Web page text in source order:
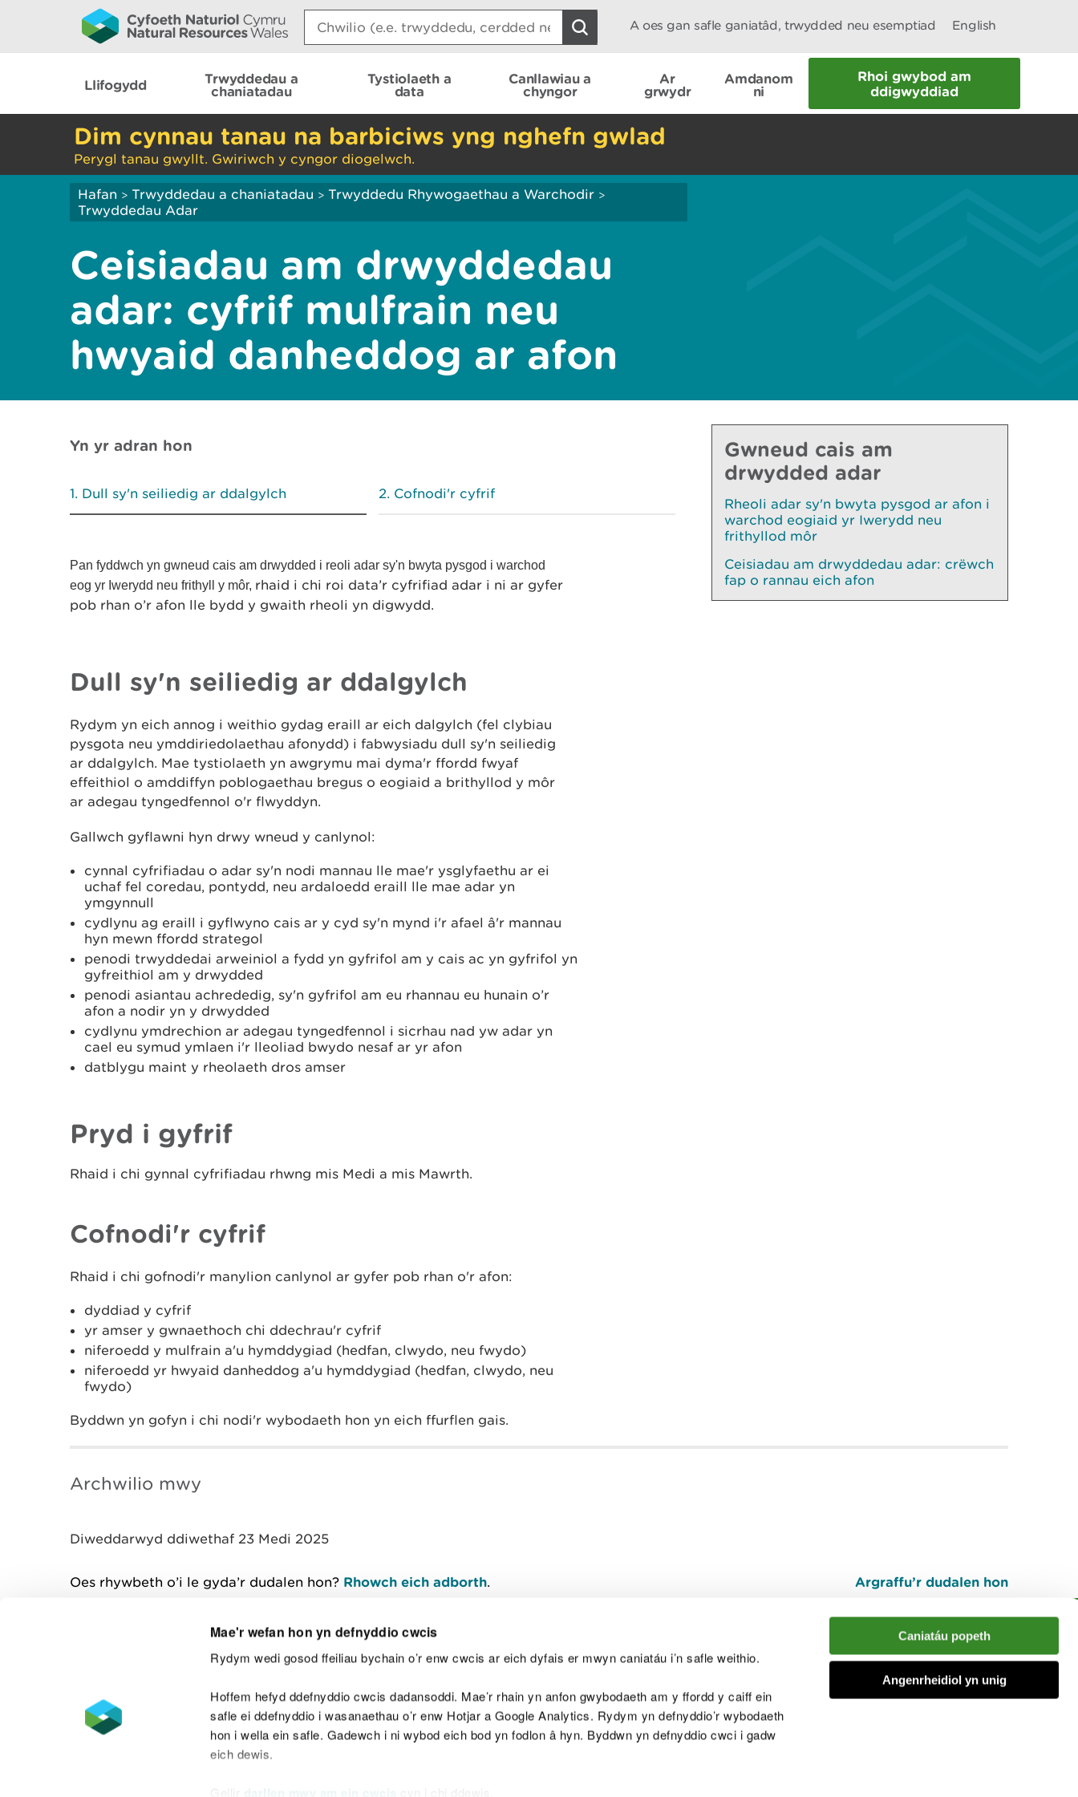
Mae'r wefan hon yn defnyddio cwcis
Rydym wedi gosod ffeiliau bychain o’r enw cwcis ar eich dyfais er mwyn caniatáu i’n safle weithio.
Hoffem hefyd ddefnyddio cwcis dadansoddi. Mae’r rhain yn anfon gwybodaeth am y ffordd y caiff ein
safle ei ddefnyddio i wasanaethau o’r enw Hotjar a Google Analytics. Rydym yn defnyddio’r wybodaeth
hon i wella ein safle. Gadewch i ni wybod eich bod yn fodlon â hyn. Byddwn yn defnyddio cwci i gadw
eich dewis.
darllen mwy am ein cwcis
Caniatáu popeth
Angenrheidiol yn unig
Search:
A oes gan safle ganiatâd, trwydded neu esemptiad English
Llifogydd
Trwyddedau a
chaniatadau
Tystiolaeth a
data
Canllawiau a
chyngor
Ar
grwydr
Amdanom
ni
Rhoi gwybod am
ddigwyddiad
Dim cynnau tanau na barbiciws yng nghefn gwlad
Perygl tanau gwyllt. Gwiriwch y cyngor diogelwch.
Hafan > Trwyddedau a chaniatadau > Trwyddedu Rhywogaethau a Warchodir >
Trwyddedau Adar
Ceisiadau am drwyddedau
adar: cyfrif mulfrain neu
hwyaid danheddog ar afon
Yn yr adran hon
Dull sy'n seiliedig ar ddalgylch Cofnodi'r cyfrif
Pan fyddwch yn gwneud cais am drwydded i reoli adar sy'n bwyta pysgod i warchod
eog yr Iwerydd neu frithyll y môr, rhaid i chi roi data’r cyfrifiad adar i ni ar gyfer
pob rhan o’r afon lle bydd y gwaith rheoli yn digwydd.
Dull sy'n seiliedig ar ddalgylch
Rydym yn eich annog i weithio gydag eraill ar eich dalgylch (fel clybiau
pysgota neu ymddiriedolaethau afonydd) i fabwysiadu dull sy'n seiliedig
ar ddalgylch. Mae tystiolaeth yn awgrymu mai dyma'r ffordd fwyaf
effeithiol o amddiffyn poblogaethau bregus o eogiaid a brithyllod y môr
ar adegau tyngedfennol o'r flwyddyn.
Gallwch gyflawni hyn drwy wneud y canlynol:
cynnal cyfrifiadau o adar sy'n nodi mannau lle mae'r ysglyfaethu ar ei
uchaf fel coredau, pontydd, neu ardaloedd eraill lle mae adar yn
ymgynnull
cydlynu ag eraill i gyflwyno cais ar y cyd sy'n mynd i'r afael â'r mannau
hyn mewn ffordd strategol
penodi trwyddedai arweiniol a fydd yn gyfrifol am y cais ac yn gyfrifol yn
gyfreithiol am y drwydded
penodi asiantau achrededig, sy'n gyfrifol am eu rhannau eu hunain o’r
afon a nodir yn y drwydded
cydlynu ymdrechion ar adegau tyngedfennol i sicrhau nad yw adar yn
cael eu symud ymlaen i'r lleoliad bwydo nesaf ar yr afon
datblygu maint y rheolaeth dros amser
Pryd i gyfrif
Rhaid i chi gynnal cyfrifiadau rhwng mis Medi a mis Mawrth.
Cofnodi'r cyfrif
Rhaid i chi gofnodi'r manylion canlynol ar gyfer pob rhan o'r afon:
dyddiad y cyfrif
yr amser y gwnaethoch chi ddechrau'r cyfrif
niferoedd y mulfrain a'u hymddygiad (hedfan, clwydo, neu fwydo)
niferoedd yr hwyaid danheddog a'u hymddygiad (hedfan, clwydo, neu
fwydo)
Byddwn yn gofyn i chi nodi'r wybodaeth hon yn eich ffurflen gais.
Gwneud cais am
drwydded adar
Rheoli adar sy'n bwyta pysgod ar afon i
warchod eogiaid yr Iwerydd neu
frithyllod môr
Ceisiadau am drwyddedau adar: crëwch
fap o rannau eich afon
Archwilio mwy
Diweddarwyd ddiwethaf 23 Medi 2025
Oes rhywbeth o’i le gyda’r dudalen hon? Rhowch eich adborth. Argraffu’r dudalen hon
I fyny
Datganiad hygyrchedd Safonau'r Gymraeg